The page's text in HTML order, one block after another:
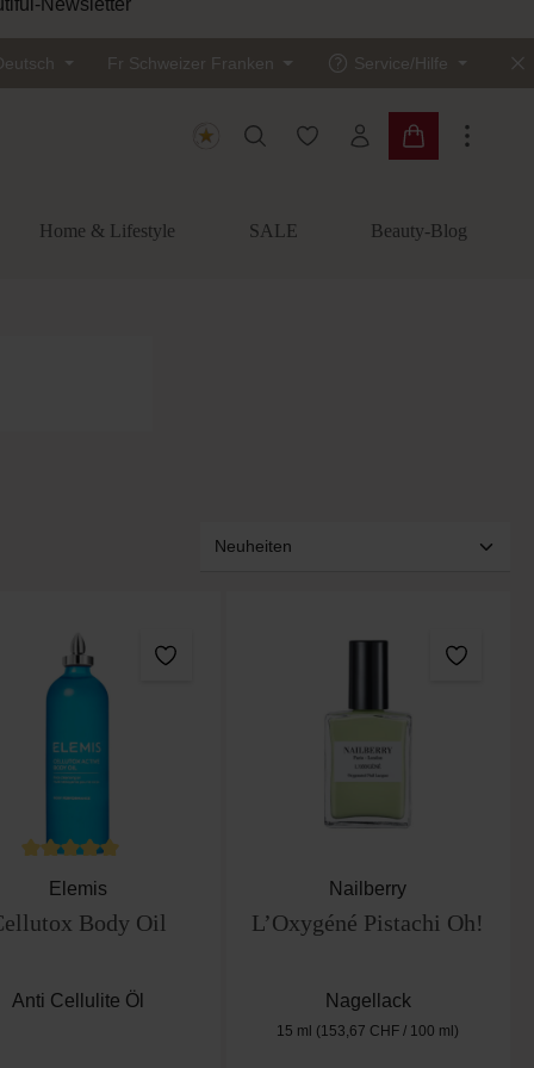
Fr Schweizer Franken Service/Hilfe
Du hast 0 Produkte auf
Warenkorb
Home & Lifestyle SALE Beauty-Blog
5 von 5 Sternen
Durchschnittliche Bewertung von 5 von 5 Sternen
Elemis
Body Oil
Anti Cellulite Öl
Nailberry
L’Oxygéné Pistachi Oh!
Nagellack
15 ml (153,67 CHF / 100 ml)